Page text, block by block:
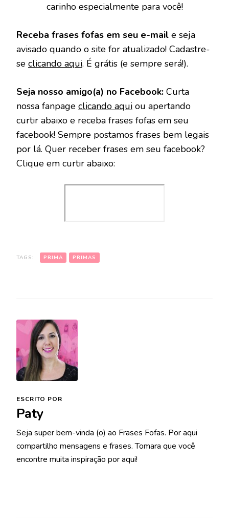
carinho especialmente para você!
Receba frases fofas em seu e-mail e seja
avisado quando o site for atualizado! Cadastre-
se clicando aqui. É grátis (e sempre será!).
Seja nosso amigo(a) no Facebook: Curta
nossa fanpage clicando aqui ou apertando
curtir abaixo e receba frases fofas em seu
facebook! Sempre postamos frases bem legais
por lá. Quer receber frases em seu facebook?
Clique em curtir abaixo:
TAGS: PRIMA PRIMAS
ESCRITO POR
Paty
Seja super bem-vinda (o) ao Frases Fofas. Por aqui
compartilho mensagens e frases. Tomara que você
encontre muita inspiração por aqui!